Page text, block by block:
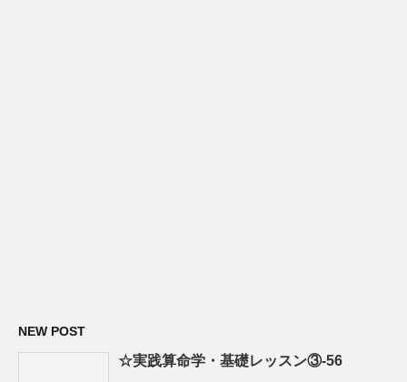
NEW POST
☆実践算命学・基礎レッスン③-56